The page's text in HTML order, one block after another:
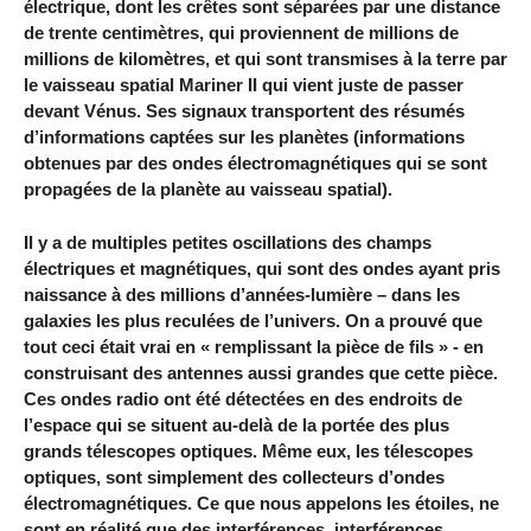
électrique, dont les crêtes sont séparées par une distance
de trente centimètres, qui proviennent de millions de
millions de kilomètres, et qui sont transmises à la terre par
le vaisseau spatial Mariner II qui vient juste de passer
devant Vénus. Ses signaux transportent des résumés
d’informations captées sur les planètes (informations
obtenues par des ondes électromagnétiques qui se sont
propagées de la planète au vaisseau spatial).
Il y a de multiples petites oscillations des champs
électriques et magnétiques, qui sont des ondes ayant pris
naissance à des millions d’années-lumière – dans les
galaxies les plus reculées de l’univers. On a prouvé que
tout ceci était vrai en « remplissant la pièce de fils » - en
construisant des antennes aussi grandes que cette pièce.
Ces ondes radio ont été détectées en des endroits de
l’espace qui se situent au-delà de la portée des plus
grands télescopes optiques. Même eux, les télescopes
optiques, sont simplement des collecteurs d’ondes
électromagnétiques. Ce que nous appelons les étoiles, ne